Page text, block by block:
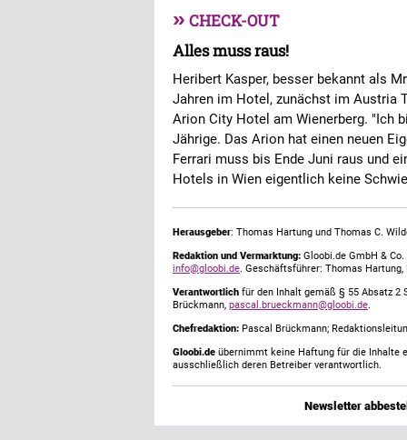
» CHECK-OUT
Alles muss raus!
Heribert Kasper, besser bekannt als
Jahren im Hotel, zunächst im Austria
Arion City Hotel am Wienerberg. "Ich
Jährige. Das Arion hat einen neuen
Ferrari muss bis Ende Juni raus und
Hotels in Wien eigentlich keine
Herausgeber: Thomas Hartung und Thomas C.
Redaktion und Vermarktung: Gloobi.de GmbH &
info@gloobi.de. Geschäftsführer: Thomas
Verantwortlich für den Inhalt gemäß § 55 Absatz 2
Brückmann, pascal.brueckmann@gloobi.de.
Chefredaktion: Pascal Brückmann;
Gloobi.de übernimmt keine Haftung für die Inhalte
ausschließlich deren Betreiber verantwortlich.
Newsletter